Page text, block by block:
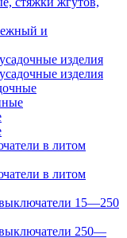
и
изделия
изделия
в литом
в литом
15—250
250—